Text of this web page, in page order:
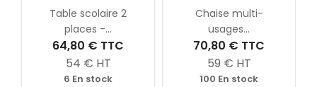
Table scolaire 2
places -...
64,80 € TTC
54 € HT
6 En stock
Chaise multi-
usages...
70,80 € TTC
59 € HT
100 En stock